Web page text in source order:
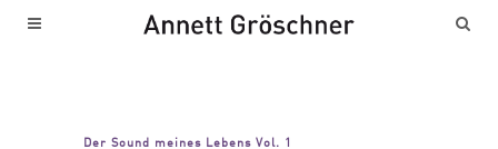
Der Sound meines Lebens Vol. 1